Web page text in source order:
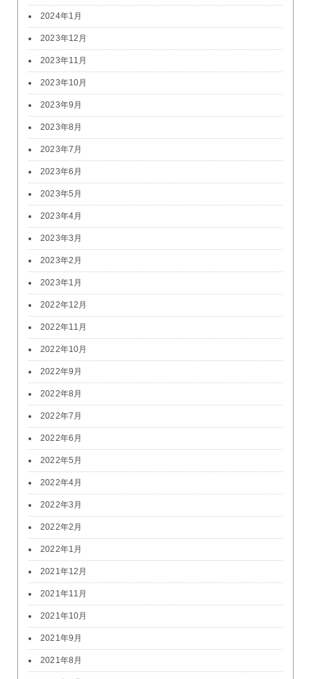
2024年1月
2023年12月
2023年11月
2023年10月
2023年9月
2023年8月
2023年7月
2023年6月
2023年5月
2023年4月
2023年3月
2023年2月
2023年1月
2022年12月
2022年11月
2022年10月
2022年9月
2022年8月
2022年7月
2022年6月
2022年5月
2022年4月
2022年3月
2022年2月
2022年1月
2021年12月
2021年11月
2021年10月
2021年9月
2021年8月